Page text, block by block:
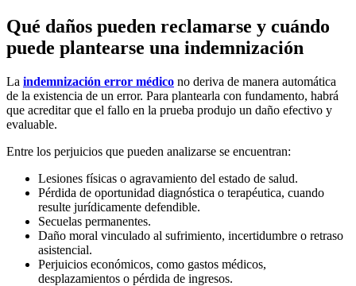
Qué daños pueden reclamarse y cuándo
puede plantearse una indemnización
La indemnización error médico no deriva de manera automática
de la existencia de un error. Para plantearla con fundamento, habrá
que acreditar que el fallo en la prueba produjo un daño efectivo y
evaluable.
Entre los perjuicios que pueden analizarse se encuentran:
Lesiones físicas o agravamiento del estado de salud.
Pérdida de oportunidad diagnóstica o terapéutica, cuando
resulte jurídicamente defendible.
Secuelas permanentes.
Daño moral vinculado al sufrimiento, incertidumbre o retraso
asistencial.
Perjuicios económicos, como gastos médicos,
desplazamientos o pérdida de ingresos.